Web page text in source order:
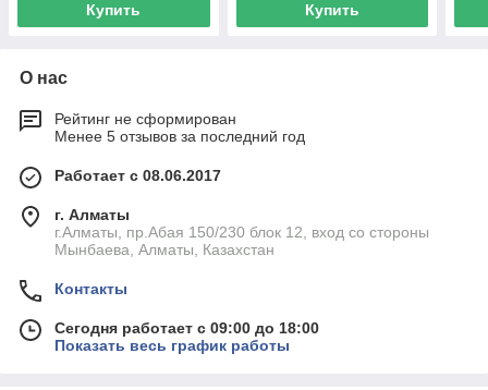
Купить Купить
О нас
Рейтинг не сформирован
Менее 5 отзывов за последний год
Работает с 08.06.2017
г. Алматы
г.Алматы, пр.Абая 150/230 блок 12, вход со стороны
Мынбаева, Алматы, Казахстан
Контакты
Сегодня работает с 09:00 до 18:00
Показать весь график работы